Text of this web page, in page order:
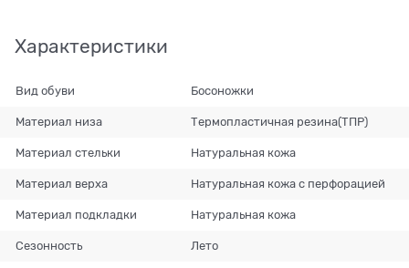
Характеристики
Вид обуви Босоножки
Материал низа Термопластичная резина(ТПР)
Материал стельки Натуральная кожа
Материал верха Натуральная кожа с перфорацией
Материал подкладки Натуральная кожа
Сезонность Лето